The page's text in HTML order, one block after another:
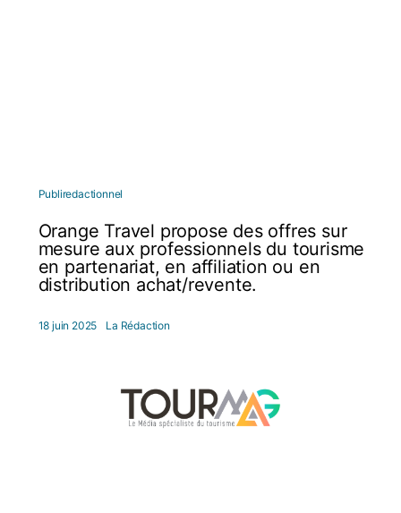
Publiredactionnel
Orange Travel propose des offres sur
mesure aux professionnels du tourisme
en partenariat, en affiliation ou en
distribution achat/revente.
18 juin 2025 La Rédaction